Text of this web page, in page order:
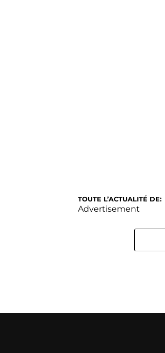
TOUTE L’ACTUALITÉ DE:
Advertisement